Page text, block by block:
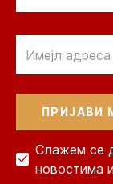
Слажем се
новостима